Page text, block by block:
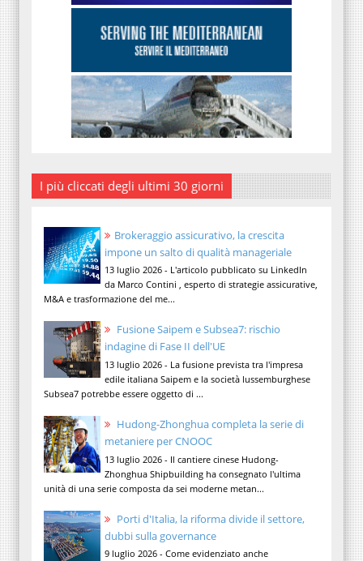
I più cliccati degli ultimi 30 giorni
Brokeraggio assicurativo, la crescita
impone un salto di qualità manageriale
13 luglio 2026 - L'articolo pubblicato su LinkedIn
da Marco Contini , esperto di strategie assicurative,
M&A e trasformazione del me...
Fusione Saipem e Subsea7: rischio
indagine di Fase II dell'UE
13 luglio 2026 - La fusione prevista tra l'impresa
edile italiana Saipem e la società lussemburghese
Subsea7 potrebbe essere oggetto di ...
Hudong-Zhonghua completa la serie di
metaniere per CNOOC
13 luglio 2026 - Il cantiere cinese Hudong-
Zhonghua Shipbuilding ha consegnato l'ultima
unità di una serie composta da sei moderne metan...
Porti d'Italia, la riforma divide il settore,
dubbi sulla governance
9 luglio 2026 - Come evidenziato anche